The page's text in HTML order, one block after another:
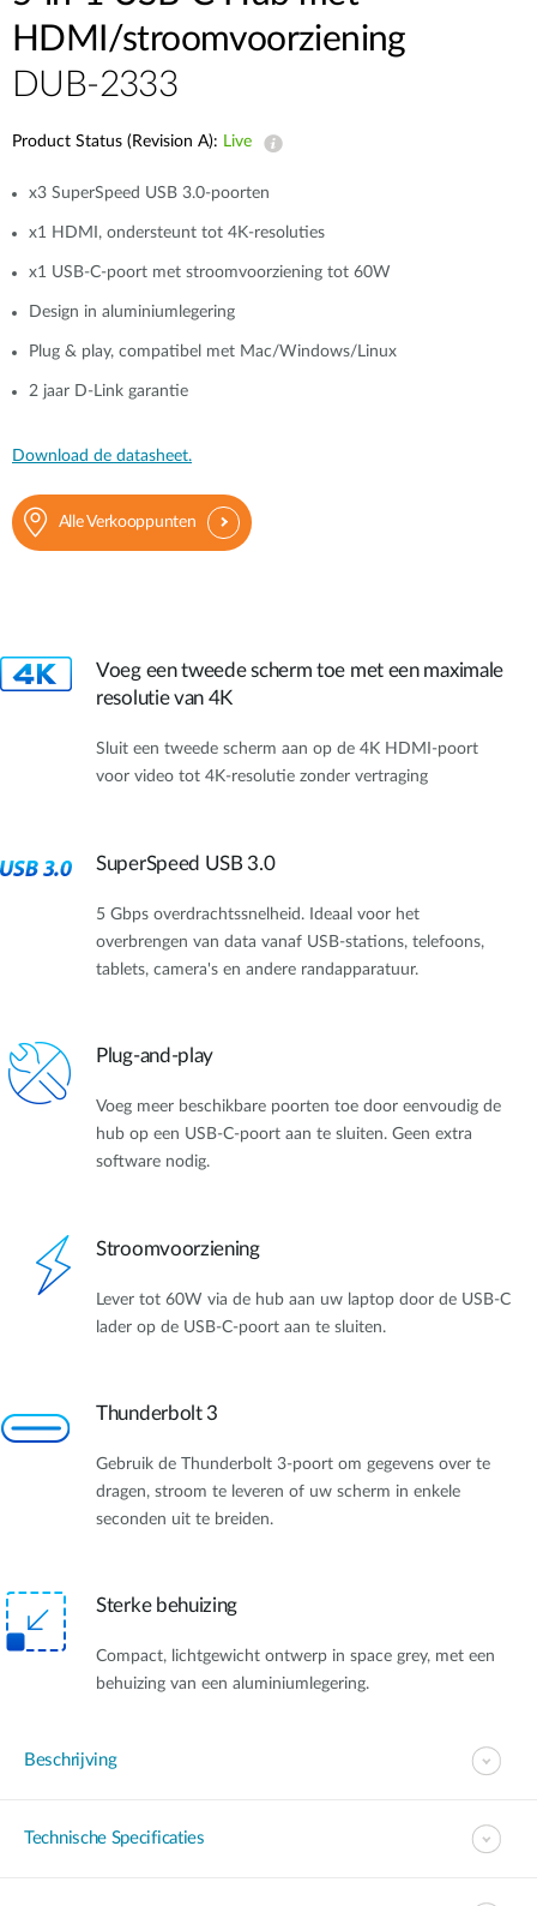
HDMI/stroomvoorziening
DUB-2333
Product Status (Revision A): Live
x3 SuperSpeed USB 3.0-poorten
x1 HDMI, ondersteunt tot 4K-resoluties
x1 USB-C-poort met stroomvoorziening tot 60W
Design in aluminiumlegering
Plug & play, compatibel met Mac/Windows/Linux
2 jaar D‑Link garantie
Download de datasheet.
Alle Verkooppunten
Voeg een tweede scherm toe met een maximale
resolutie van 4K
Sluit een tweede scherm aan op de 4K HDMI-poort
voor video tot 4K-resolutie zonder vertraging
SuperSpeed USB 3.0
5 Gbps overdrachtssnelheid. Ideaal voor het
overbrengen van data vanaf USB-stations, telefoons,
tablets, camera's en andere randapparatuur.
Plug-and-play
Voeg meer beschikbare poorten toe door eenvoudig de
hub op een USB-C-poort aan te sluiten. Geen extra
software nodig.
Stroomvoorziening
Lever tot 60W via de hub aan uw laptop door de USB-C
lader op de USB-C-poort aan te sluiten.
Thunderbolt 3
Gebruik de Thunderbolt 3-poort om gegevens over te
dragen, stroom te leveren of uw scherm in enkele
seconden uit te breiden.
Sterke behuizing
Compact, lichtgewicht ontwerp in space grey, met een
behuizing van een aluminiumlegering.
Beschrijving
Technische Specificaties